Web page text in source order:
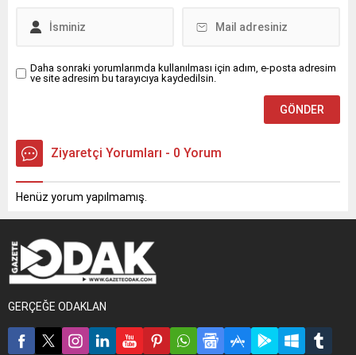
Daha sonraki yorumlarımda kullanılması için adım, e-posta adresim
ve site adresim bu tarayıcıya kaydedilsin.
Ziyaretçi Yorumları - 0 Yorum
Henüz yorum yapılmamış.
GERÇEĞE ODAKLAN